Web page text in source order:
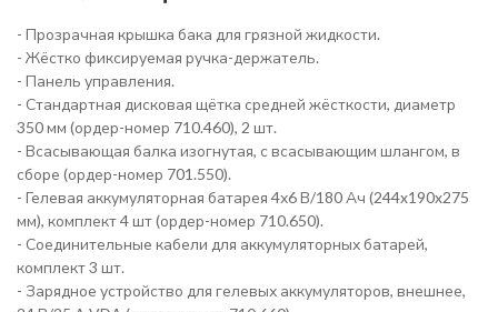
- Прозрачная крышка бака для грязной жидкости.
- Жёстко фиксируемая ручка-держатель.
- Панель управления.
- Стандартная дисковая щётка средней жёсткости, диаметр
350 мм (ордер-номер 710.460), 2 шт.
- Всасывающая балка изогнутая, с всасывающим шлангом, в
сборе (ордер-номер 701.550).
- Гелевая аккумуляторная батарея 4х6 В/180 Ач (244x190x275
мм), комплект 4 шт (ордер-номер 710.650).
- Соединительные кабели для аккумуляторных батарей,
комплект 3 шт.
- Зарядное устройство для гелевых аккумуляторов, внешнее,